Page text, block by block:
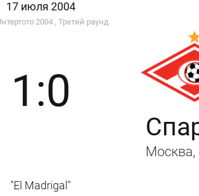
17 июля 2004
2004 , Третий раунд
1:0
Москва
"El Madrigal"